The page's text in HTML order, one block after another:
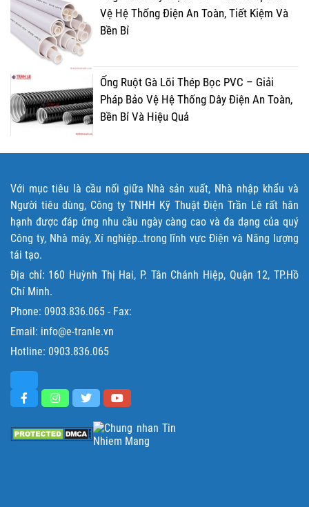
Vệ Hệ Thống Điện An Toàn, Tiết Kiệm Và
Bền Bỉ
Ống Ruột Gà Lõi Thép Bọc PVC – Giải
Pháp Bảo Vệ Hệ Thống Dây Điện An Toàn,
Bền Bỉ Và Hiệu Quả
Với mục tiêu là cầu nối giữa Nhà sản xuất, Nhà nhập khẩu và
Người tiêu dùng, Công ty TNHH Kỹ Thuật Điện Trần Lê rất hân
hạnh được đáp ứng nhu cầu ngày càng cao và đa dạng của quý
Công ty, Nhà máy, Xí nghiệp…trong lĩnh vực Điện và Năng lượng
tái tạo.
Địa chỉ: 160 Huỳnh Thị Hai, P. Tân Chánh Hiệp, Quận 12, TP.Hồ
Chí Minh.
Phone: 0903.836.065 - Fax:
Email: info@e-tranle.vn
Hotline: 0903.836.065